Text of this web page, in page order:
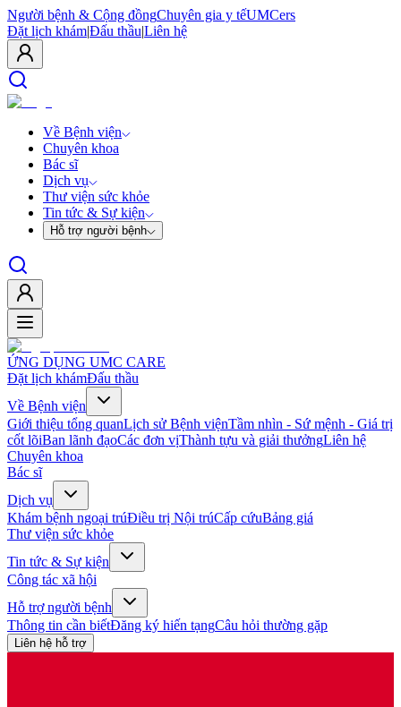
Người bệnh & Cộng đồngChuyên gia y tếUMCers
Đặt lịch khám|Đấu thầu|Liên hệ
Về Bệnh viện
Chuyên khoa
Bác sĩ
Dịch vụ
Thư viện sức khỏe
Tin tức & Sự kiện
Hỗ trợ người bệnh
ỨNG DỤNG UMC CARE
Đặt lịch khámĐấu thầu
Về Bệnh viện
Giới thiệu tổng quanLịch sử Bệnh việnTầm nhìn - Sứ mệnh - Giá trị
cốt lõiBan lãnh đạoCác đơn vịThành tựu và giải thưởngLiên hệ
Chuyên khoa
Bác sĩ
Dịch vụ
Khám bệnh ngoại trúĐiều trị Nội trúCấp cứuBảng giá
Thư viện sức khỏe
Tin tức & Sự kiện
Công tác xã hội
Hỗ trợ người bệnh
Thông tin cần biếtĐăng ký hiến tạngCâu hỏi thường gặp
Liên hệ hỗ trợ